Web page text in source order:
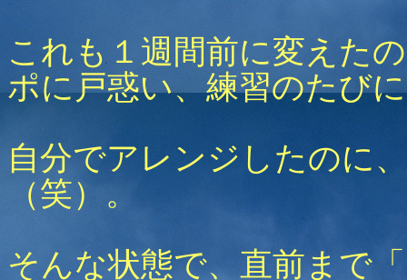
これも１週間前に変えた
ポに戸惑い、練習のたび
自分でアレンジしたのに
（笑）。
そんな状態で、直前まで